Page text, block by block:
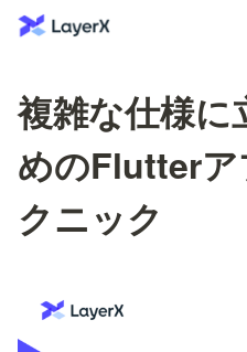
複雑な仕様に
めのFlutterア
クニック